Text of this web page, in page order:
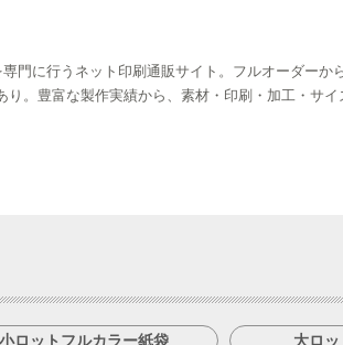
門に行うネット印刷通販サイト。フルオーダーか
り。豊富な製作実績から、素材・印刷・加工・サ
小ロットフルカラー紙袋 大ロ